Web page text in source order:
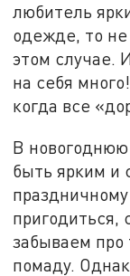
любитель
одежде, то не
этом случае.
на себя
когда все
В
быть ярким и
пригодиться,
забываем про
помаду.